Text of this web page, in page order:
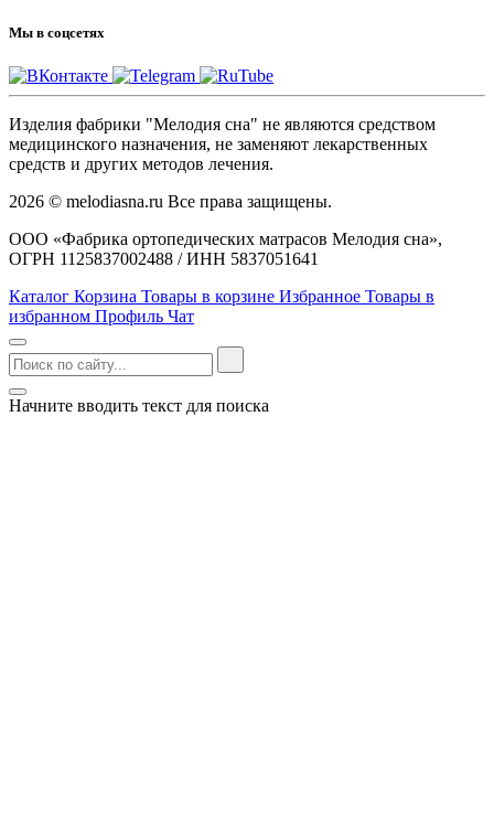
Мы в соцсетях
Изделия фабрики "Мелодия сна" не являются средством
медицинского назначения, не заменяют лекарственных
средств и других методов лечения.
2026 © melodiasna.ru Все права защищены.
ООО «Фабрика ортопедических матрасов Мелодия сна»,
ОГРН 1125837002488 / ИНН 5837051641
Каталог Корзина Товары в корзине Избранное Товары в
избранном Профиль Чат
Начните вводить текст для поиска